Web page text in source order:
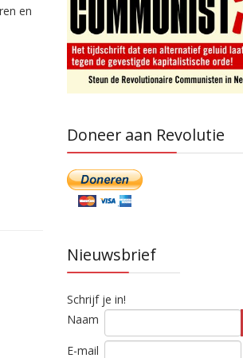
en
Doneer aan Revolutie
Nieuwsbrief
Schrijf je in!
Naam
E-mail